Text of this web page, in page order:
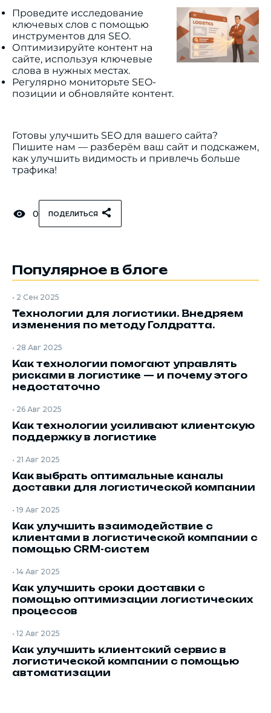
Проведите исследование
ключевых слов с помощью
инструментов для SEO.
Оптимизируйте контент на
сайте, используя ключевые
слова в нужных местах.
Регулярно мониторьте SEO-
позиции и обновляйте контент.
Готовы улучшить SEO для вашего сайта?
Пишите нам — разберём ваш сайт и подскажем,
как улучшить видимость и привлечь больше
трафика!
0 ПОДЕЛИТЬСЯ
Популярное в блоге
• 2 Сен 2025
Технологии для логистики. Внедряем
изменения по методу Голдратта.
• 28 Авг 2025
Как технологии помогают управлять
рисками в логистике — и почему этого
недостаточно
• 26 Авг 2025
Как технологии усиливают клиентскую
поддержку в логистике
• 21 Авг 2025
Как выбрать оптимальные каналы
доставки для логистической компании
• 19 Авг 2025
Как улучшить взаимодействие с
клиентами в логистической компании с
помощью CRM-систем
• 14 Авг 2025
Как улучшить сроки доставки с
помощью оптимизации логистических
процессов
• 12 Авг 2025
Как улучшить клиентский сервис в
логистической компании с помощью
автоматизации